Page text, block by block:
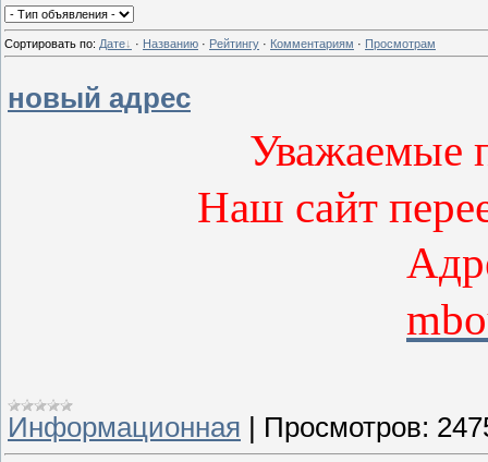
Сортировать по: Дате · Названию · Рейтингу · Комментариям · Просмотрам
новый адрес
Уважаемые
Наш сайт
Информационная Просмотров: